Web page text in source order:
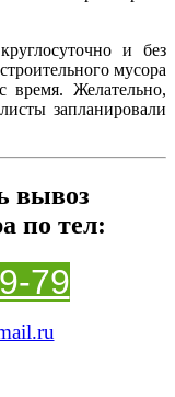
и без
мусора
время. Желательно,
запланировали
вывоз
по тел:
79